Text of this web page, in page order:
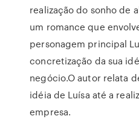
realização do sonho de
um romance que
personagem principal
concretização da sua
negócio.O autor relata
idéia de Luísa até a
empresa.